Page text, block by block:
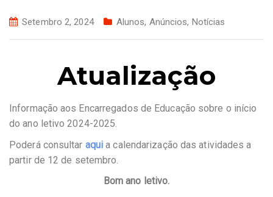
Setembro 2, 2024 Alunos, Anúncios, Notícias
Atualização
Informação aos Encarregados de Educação sobre o início
do ano letivo 2024-2025.
Poderá consultar aqui a calendarização das atividades a
partir de 12 de setembro.
Bom ano letivo.